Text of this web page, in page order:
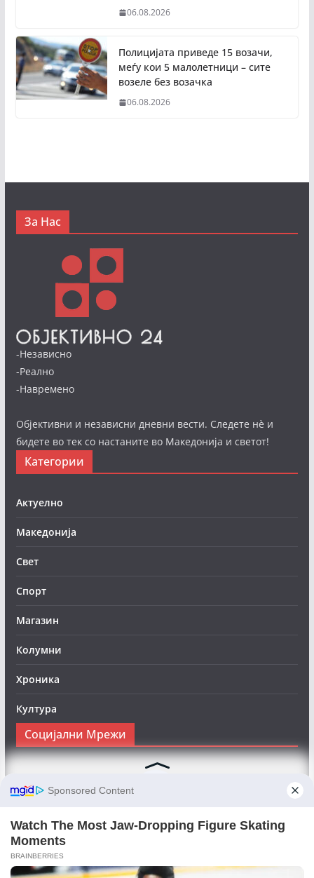
06.08.2026
Полицијата приведе 15 возачи,
меѓу кои 5 малолетници – сите
возеле без возачка
06.08.2026
За Нас
-Независно
-Реално
-Навремено
Објективни и независни дневни вести. Следете нè и
бидете во тек со настаните во Македонија и светот!
Категории
Актуелно
Македонија
Свет
Спорт
Магазин
Колумни
Хроника
Култура
Социјални Мрежи
Следете нè на Фејсбук за да сте во тек со најновите